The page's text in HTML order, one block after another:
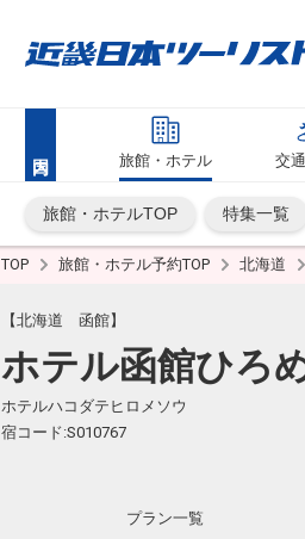
旅館・ホテル 交
旅館・ホテルTOP 特集一覧
TOP 旅館・ホテル予約TOP 北海道
【北海道 函館】
ホテル函館ひろ
ホテルハコダテヒロメソウ
宿コード:S010767
プラン一覧